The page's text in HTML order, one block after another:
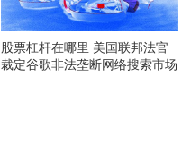
股票杠杆在哪里 美国联邦法官
裁定谷歌非法垄断网络搜索市场